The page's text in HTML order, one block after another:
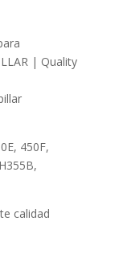
| Quality
450F,
calidad